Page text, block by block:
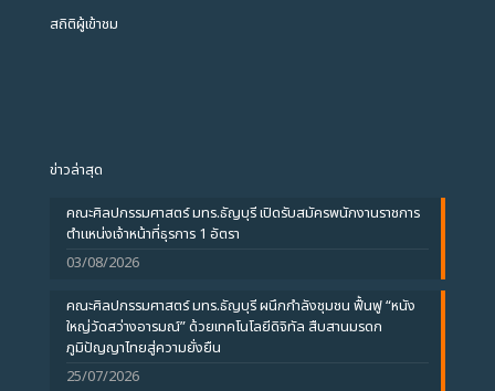
สถิติผู้เข้าชม
ข่าวล่าสุด
คณะศิลปกรรมศาสตร์ มทร.ธัญบุรี เปิดรับสมัครพนักงานราชการ
ตำแหน่งเจ้าหน้าที่ธุรการ 1 อัตรา
03/08/2026
คณะศิลปกรรมศาสตร์ มทร.ธัญบุรี ผนึกกำลังชุมชน ฟื้นฟู “หนัง
ใหญ่วัดสว่างอารมณ์” ด้วยเทคโนโลยีดิจิทัล สืบสานมรดก
ภูมิปัญญาไทยสู่ความยั่งยืน
25/07/2026